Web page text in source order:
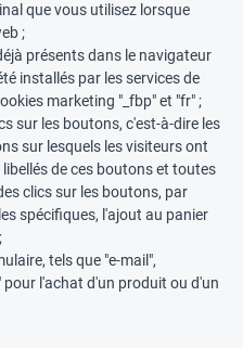
que vous utilisez lorsque
;
présents dans le navigateur
installés par les services de
marketing "_fbp" et "fr" ;
sur les boutons, c'est-à-dire les
sur lesquels les visiteurs ont
de ces boutons et toutes
clics sur les boutons, par
spécifiques, l'ajout au panier
tels que "e-mail",
l'achat d'un produit ou d'un